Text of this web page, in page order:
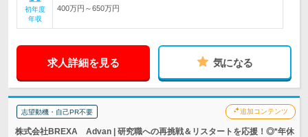
初年度
年収
400万円～650万円
求人詳細を見る 気になる
志望動機・自己PR不要 追加コンテンツ
株式会社BREXA Advan | 研究職への再挑戦＆リスタートを応援！◎*年休